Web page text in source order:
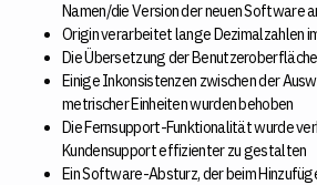
Namen/die Version der neuen Software
Origin verarbeitet lange Dezimalzahlen
Die Übersetzung der
Einige Inkonsistenzen zwischen der
metrischer Einheiten wurden behoben
Die Fernsupport-Funktionalität wurde
Kundensupport effizienter zu gestalten
Ein Software-Absturz, der beim